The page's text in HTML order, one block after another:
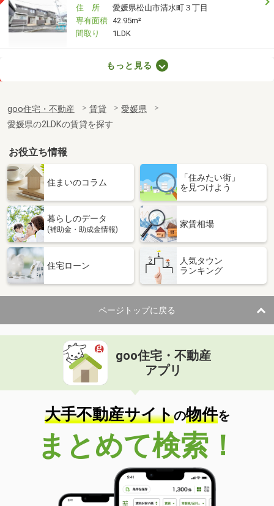
住 所
愛媛県松山市清水町３丁目
専有面積 42.95m²
間取り
1LDK
専有面積
22.35m²
間取り
愛媛県松山市桑原５丁目
価 格
6.35万円
愛媛県松山市桑原５丁目
専有面積 40m²
間取り
愛媛県松山市今在家２丁目
住 所
愛媛県松山市今在家２丁目
専有面積 51.1m²
間取り
2DK
愛媛県松山市古川南２丁目
価 格
住 所
愛媛県松山市古川南２丁目
専有面積 22.7m²
間取り
1K
愛媛県松山市畑寺町
価 格
3.90万円
愛媛県松山市畑寺町
23.18m²
間取り
1K
もっと見る
goo住宅・不動産 賃貸
愛媛県
愛媛県の2LDKの賃貸を探す
お役立ち情報
住まいのコラム
「住みたい街」
を見つけよう
暮らしのデータ
(補助金・助成金情報)
家賃相場
住宅ローン
人気タウン
ランキング
ページトップに戻る
goo住宅・不動産
アプリ
大手不動産サイトの物件を
まとめて検索！